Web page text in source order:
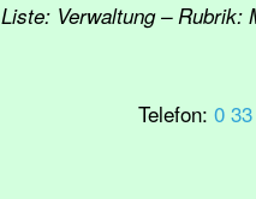
Liste: Verwaltung – Rubrik:
Telefon: 0